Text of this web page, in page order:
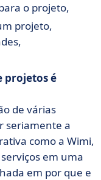
o projeto,
projeto,
projetos é
de várias
seriamente a
como a Wimi,
em uma
em por que e